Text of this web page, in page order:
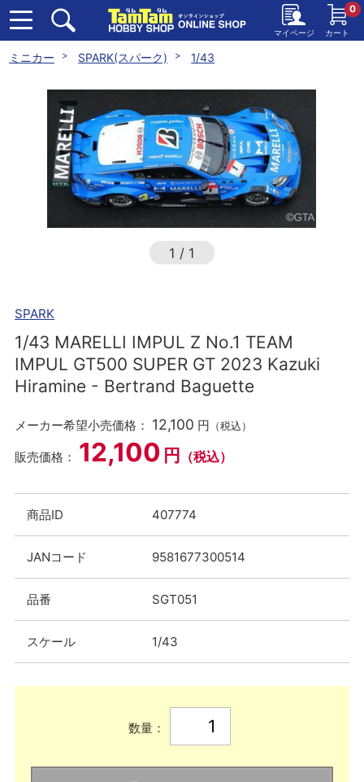
マイページ カート
0
ミニカー SPARK(スパーク) 1/43
1 / 1
SPARK
1/43 MARELLI IMPUL Z No.1 TEAM
IMPUL GT500 SUPER GT 2023 Kazuki
Hiramine - Bertrand Baguette
メーカー希望小売価格： 12,100 円 （税込）
販売価格： 12,100 円 （税込）
商品ID 407774
JANコード 9581677300514
品番 SGT051
スケール 1/43
数量：